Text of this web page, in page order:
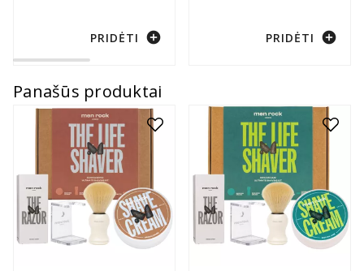
PRIDĖTI add_circle PRIDĖTI add_circle
Panašūs produktai